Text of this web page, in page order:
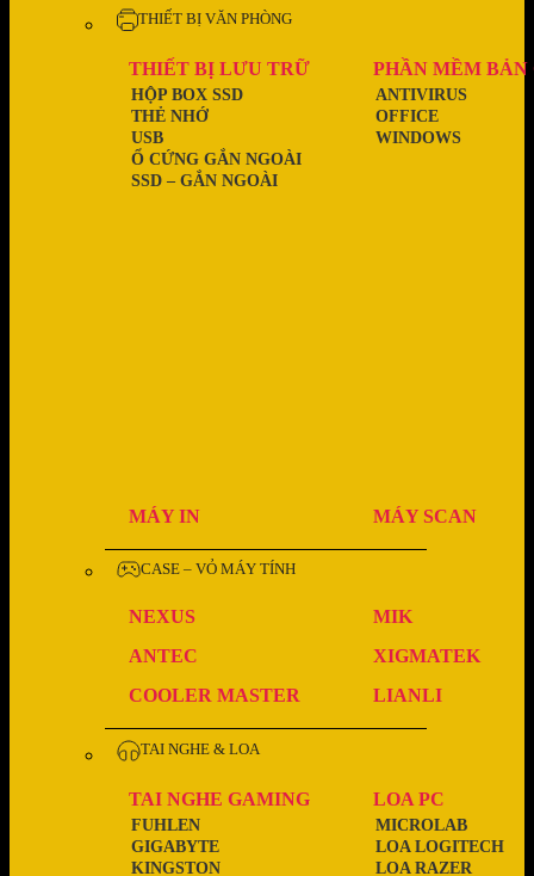
THIẾT BỊ VĂN PHÒNG
THIẾT BỊ LƯU TRỮ
SSD – GẮN NGOÀI
Ổ CỨNG GẮN NGOÀI
USB
THẺ NHỚ
HỘP BOX SSD
PHẦN MỀM BẢN
WINDOWS
OFFICE
ANTIVIRUS
MÁY IN MÁY SCAN
CASE – VỎ MÁY TÍNH
NEXUS
MIK
ANTEC
XIGMATEK
COOLER MASTER
LIANLI
TAI NGHE & LOA
TAI NGHE GAMING
KINGSTON
GIGABYTE
FUHLEN
LOA PC
LOA RAZER
LOA LOGITECH
MICROLAB